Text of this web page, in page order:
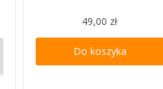
49,00 zł
Do koszyka